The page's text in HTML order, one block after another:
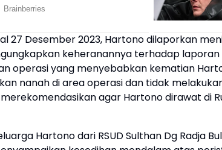
27 Desember 2023, Hartono dilaporkan
keheranannya terhadap laporan
operasi yang menyebabkan kematian
nanah di area operasi dan tidak
agar Hartono dirawat di
Hartono dari RSUD Sulthan Dg Radja